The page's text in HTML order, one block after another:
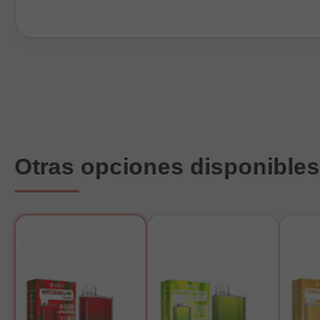
Otras opciones disponibles